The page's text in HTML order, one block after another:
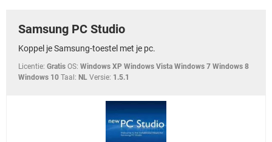
Samsung PC Studio
Koppel je Samsung-toestel met je pc.
Licentie: Gratis OS: Windows XP Windows Vista Windows 7 Windows 8
Windows 10 Taal: NL Versie: 1.5.1